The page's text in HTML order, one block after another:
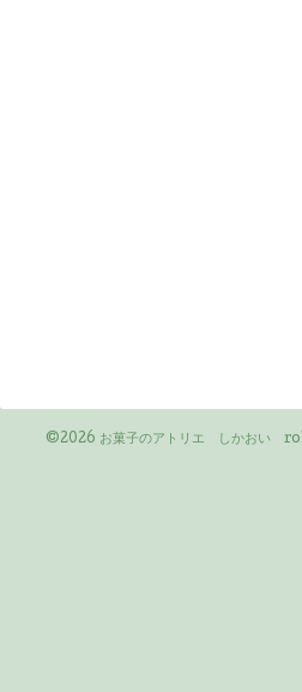
©2026 お菓子のアトリエ しかおい